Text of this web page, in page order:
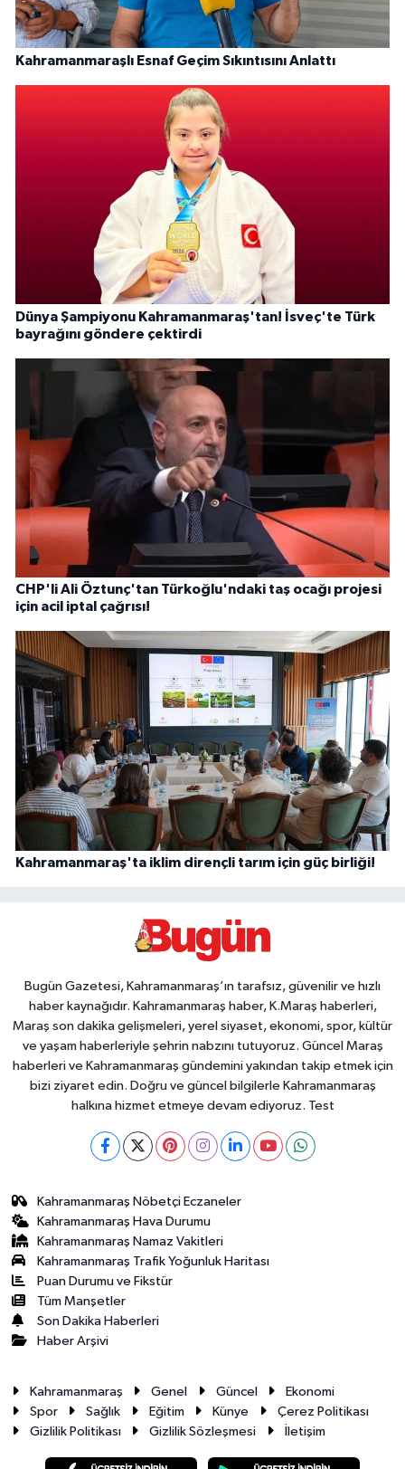
Kahramanmaraşlı Esnaf Geçim Sıkıntısını Anlattı
Dünya Şampiyonu Kahramanmaraş'tan! İsveç'te Türk
bayrağını göndere çektirdi
CHP'li Ali Öztunç'tan Türkoğlu'ndaki taş ocağı projesi
için acil iptal çağrısı!
Kahramanmaraş'ta iklim dirençli tarım için güç birliği!
Bugün Gazetesi, Kahramanmaraş’ın tarafsız, güvenilir ve hızlı
haber kaynağıdır. Kahramanmaraş haber, K.Maraş haberleri,
Maraş son dakika gelişmeleri, yerel siyaset, ekonomi, spor, kültür
ve yaşam haberleriyle şehrin nabzını tutuyoruz. Güncel Maraş
haberleri ve Kahramanmaraş gündemini yakından takip etmek için
bizi ziyaret edin. Doğru ve güncel bilgilerle Kahramanmaraş
halkına hizmet etmeye devam ediyoruz. Test
Kahramanmaraş Nöbetçi Eczaneler
Kahramanmaraş Hava Durumu
Kahramanmaraş Namaz Vakitleri
Kahramanmaraş Trafik Yoğunluk Haritası
Puan Durumu ve Fikstür
Tüm Manşetler
Son Dakika Haberleri
Haber Arşivi
Kahramanmaraş Genel Güncel
Ekonomi
Spor
Sağlık Eğitim Künye
Çerez Politikası
Gizlilik Politikası
Gizlilik Sözleşmesi İletişim